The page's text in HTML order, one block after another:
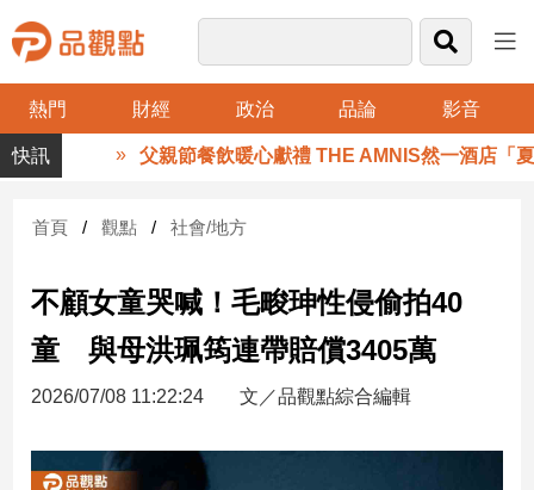
熱門 財經 政治 品論 影音
品
觀
財
台
灣
財
新
產
父親節餐飲暖心獻禮 THE AMNIS然一酒店「夏日
首頁 觀點 社會/地方
不顧女童哭喊！毛畯珅性侵偷拍40
童 與母洪珮筠連帶賠償3405萬
2026/07/08 11:22:24 文／品觀點綜合編輯